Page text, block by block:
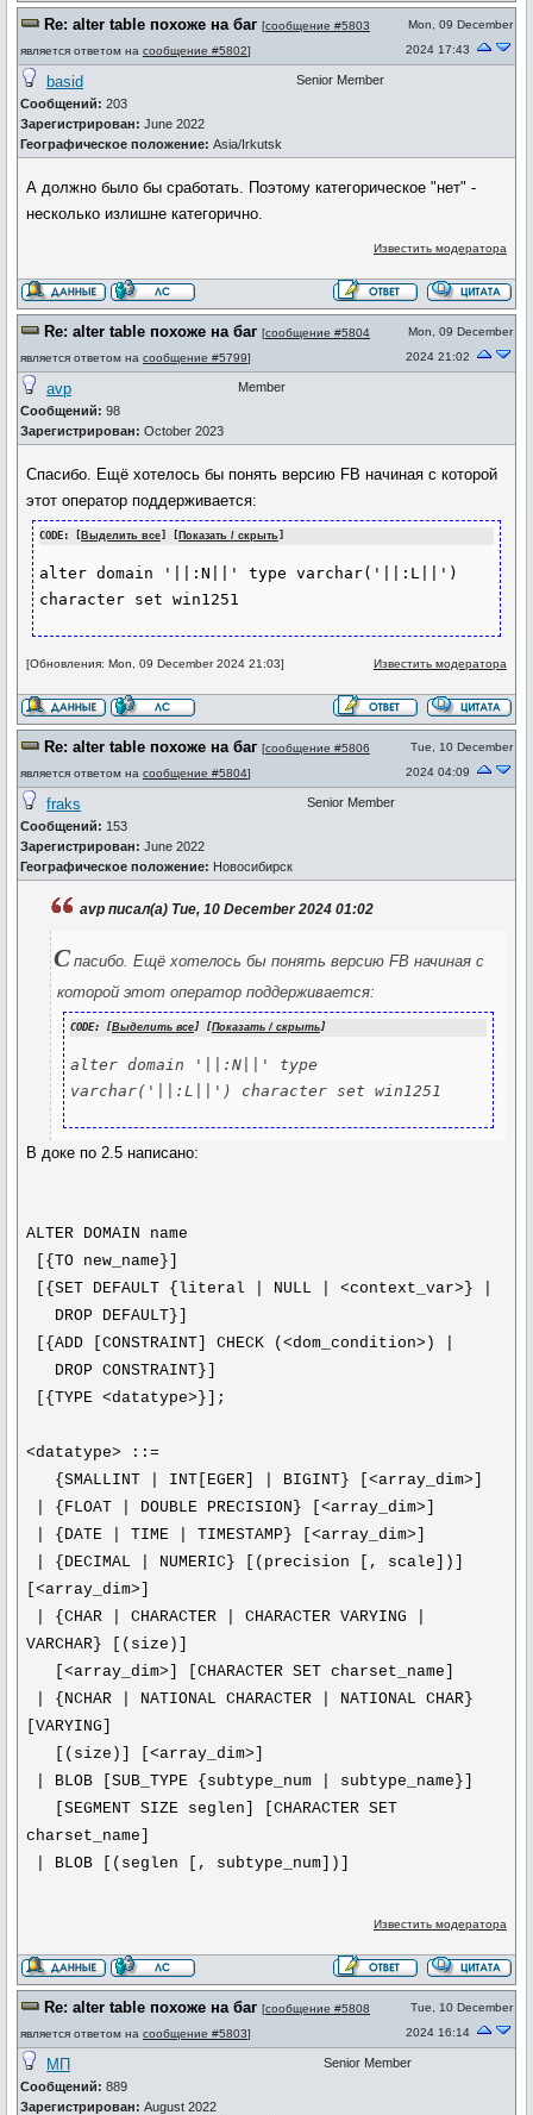
Re: alter table похоже на баг [сообщение #5803
является ответом на сообщение #5802]
Mon, 09 December
2024 17:43
basid
Сообщений: 203
Зарегистрирован: June 2022
Географическое положение: Asia/Irkutsk
Senior Member
А должно было бы сработать. Поэтому категорическое "нет" -
несколько излишне категорично.
Известить модератора
Re: alter table похоже на баг [сообщение #5804
является ответом на сообщение #5799]
Mon, 09 December
2024 21:02
avp
Сообщений: 98
Зарегистрирован: October 2023
Member
Спасибо. Ещё хотелось бы понять версию FB начиная с которой
этот оператор поддерживается:
CODE: [ Выделить все] [ Показать / скрыть ]
alter domain '||:N||' type varchar('||:L||')
[Обновления: Mon, 09 December 2024 21:03] Известить модератора
Re: alter table похоже на баг [сообщение #5806
является ответом на сообщение #5804]
Tue, 10 December
2024 04:09
fraks
Сообщений: 153
Зарегистрирован: June 2022
Географическое положение: Новосибирск
Senior Member
avp писал(а) Tue, 10 December 2024 01:02
С пасибо. Ещё хотелось бы понять версию FB начиная с
которой этот оператор поддерживается:
CODE: [Выделить все] [Показать / скрыть]
alter domain '||:N||' type
В доке по 2.5 написано:
ALTER DOMAIN name
[{TO new_name}]
[{SET DEFAULT {literal | NULL | <context_var>} |
DROP DEFAULT}]
[{ADD [CONSTRAINT] CHECK (<dom_condition>) |
DROP CONSTRAINT}]
[{TYPE <datatype>}];
<datatype> ::=
{SMALLINT | INT[EGER] | BIGINT} [<array_dim>]
| {FLOAT | DOUBLE PRECISION} [<array_dim>]
| {DATE | TIME | TIMESTAMP} [<array_dim>]
| {DECIMAL | NUMERIC} [(precision [, scale])]
[<array_dim>]
| {CHAR | CHARACTER | CHARACTER VARYING |
VARCHAR} [(size)]
[<array_dim>] [CHARACTER SET charset_name]
| {NCHAR | NATIONAL CHARACTER | NATIONAL CHAR}
[VARYING]
[(size)] [<array_dim>]
| BLOB [SUB_TYPE {subtype_num | subtype_name}]
[SEGMENT SIZE seglen] [CHARACTER SET
charset_name]
| BLOB [(seglen [, subtype_num])]
Известить модератора
Re: alter table похоже на баг [сообщение #5808
является ответом на сообщение #5803]
Tue, 10 December
2024 16:14
МП
Сообщений: 889
Зарегистрирован: August 2022
Senior Member